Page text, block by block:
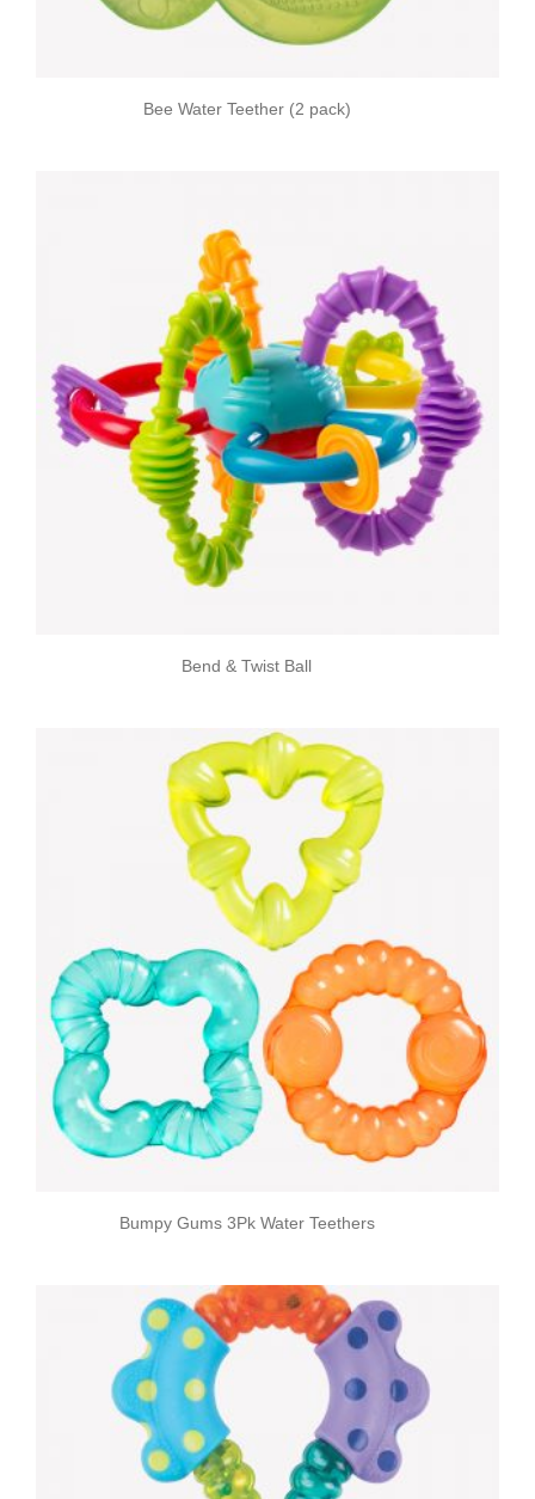
Bee Water Teether (2 pack)
Bend & Twist Ball
Bumpy Gums 3Pk Water Teethers